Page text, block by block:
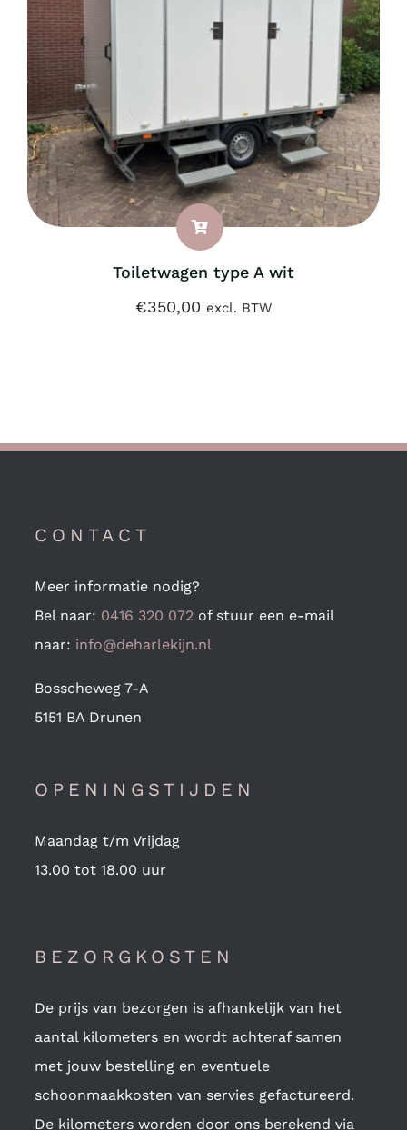
Toiletwagen type A wit
€350,00 excl. BTW
CONTACT
Meer informatie nodig?
Bel naar: 0416 320 072of stuur een e-mail
naar: info@deharlekijn.nl
Bosscheweg 7-A
5151 BA Drunen
OPENINGSTIJDEN
Maandag t/m Vrijdag
13.00 tot 18.00 uur
BEZORGKOSTEN
De prijs van bezorgen is afhankelijk van het
aantal kilometers en wordt achteraf samen
met jouw bestelling en eventuele
schoonmaakkosten van servies gefactureerd.
De kilometers worden door ons berekend via